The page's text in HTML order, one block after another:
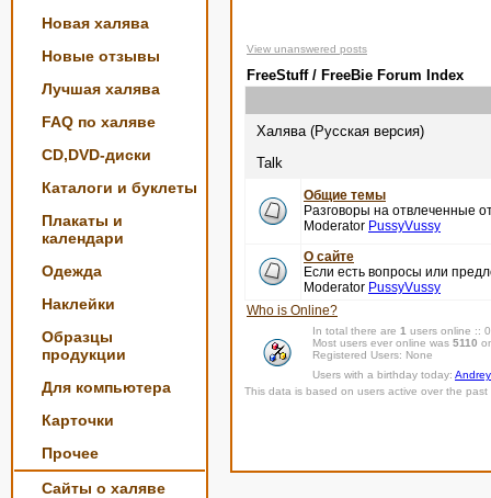
Новая халява
Новые отзывы
Лучшая халява
FAQ по халяве
CD,DVD-диски
Каталоги и буклеты
Плакаты и
календари
Одежда
Наклейки
Образцы
продукции
Для компьютера
Карточки
Прочее
Сайты о халяве
View unanswered posts
FreeStuff / FreeBie Forum Index
Халява (Русская версия)
Talk
Общие темы
Разговоры на отвлеченные
Moderator PussyVussy
О сайте
Если есть вопросы или
Moderator PussyVussy
Who is Online?
In total there are 1 users online ::
Most users ever online was 5110
Registered Users: None
Users with a birthday today:
This data is based on users active over the past